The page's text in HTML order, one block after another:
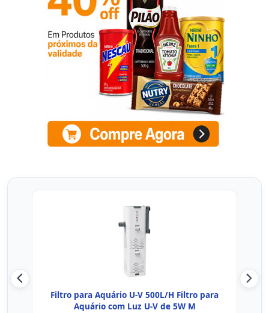
Filtro para Aquário U-V 500L/H Filtro para
Aquário com Luz U-V de 5W M